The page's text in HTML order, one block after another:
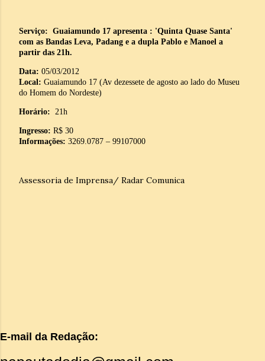
Serviço: Guaiamundo 17 apresenta : 'Quinta Quase Santa'
com as Bandas Leva, Padang e a dupla Pablo e Manoel a
partir das 21h.
Data: 05/03/2012
Local: Guaiamundo 17 (Av dezessete de agosto ao lado do Museu
do Homem do Nordeste)
Horário: 21h
Ingresso: R$ 30
Informações: 3269.0787 – 99107000
Assessoria de Imprensa/ Radar Comunica
E-mail da Redação: